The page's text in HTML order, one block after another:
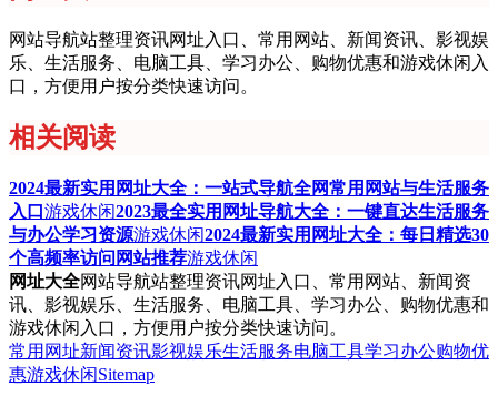
网站导航站整理资讯网址入口、常用网站、新闻资讯、影视娱
乐、生活服务、电脑工具、学习办公、购物优惠和游戏休闲入
口，方便用户按分类快速访问。
相关阅读
2024最新实用网址大全：一站式导航全网常用网站与生活服务
入口 游戏休闲2023最全实用网址导航大全：一键直达生活服务
与办公学习资源游戏休闲2024最新实用网址大全：每日精选30
个高频率访问网站推荐游戏休闲
网址大全网站导航站整理资讯网址入口、常用网站、新闻资
讯、影视娱乐、生活服务、电脑工具、学习办公、购物优惠和
游戏休闲入口，方便用户按分类快速访问。
常用网址新闻资讯影视娱乐生活服务电脑工具学习办公购物优
惠游戏休闲Sitemap